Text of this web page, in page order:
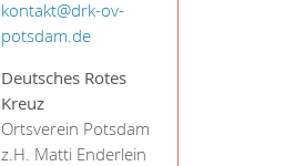
kontakt@drk-ov-
potsdam.de
Deutsches Rotes
Kreuz
Ortsverein Potsdam
z.H. Matti Enderlein